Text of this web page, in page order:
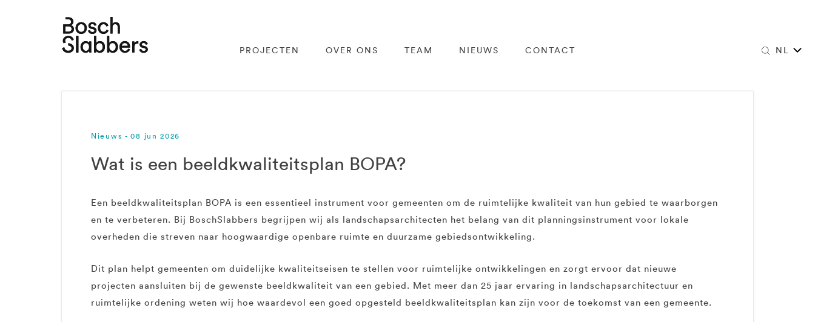
PROJECTEN OVER ONS TEAM NIEUWS CONTACT NL
Nieuws - 08 jun 2026
Wat is een beeldkwaliteitsplan BOPA?
Een beeldkwaliteitsplan BOPA is een essentieel instrument voor gemeenten om de ruimtelijke kwaliteit van hun gebied te waarborgen
en te verbeteren. Bij BoschSlabbers begrijpen wij als landschapsarchitecten het belang van dit planningsinstrument voor lokale
overheden die streven naar hoogwaardige openbare ruimte en duurzame gebiedsontwikkeling.
Dit plan helpt gemeenten om duidelijke kwaliteitseisen te stellen voor ruimtelijke ontwikkelingen en zorgt ervoor dat nieuwe
projecten aansluiten bij de gewenste beeldkwaliteit van een gebied. Met meer dan 25 jaar ervaring in landschapsarchitectuur en
ruimtelijke ordening weten wij hoe waardevol een goed opgesteld beeldkwaliteitsplan kan zijn voor de toekomst van een gemeente.